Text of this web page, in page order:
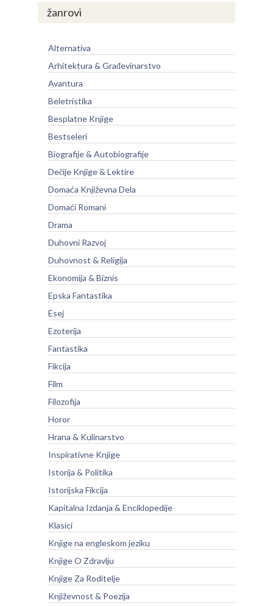
žanrovi
Alternativa
Arhitektura & Građevinarstvo
Avantura
Beletristika
Besplatne Knjige
Bestseleri
Biografije & Autobiografije
Dečije Knjige & Lektire
Domaća Književna Dela
Domaći Romani
Drama
Duhovni Razvoj
Duhovnost & Religija
Ekonomija & Biznis
Epska Fantastika
Esej
Ezoterija
Fantastika
Fikcija
Film
Filozofija
Horor
Hrana & Kulinarstvo
Inspirativne Knjige
Istorija & Politika
Istorijska Fikcija
Kapitalna Izdanja & Enciklopedije
Klasici
Knjige na engleskom jeziku
Knjige O Zdravlju
Knjige Za Roditelje
Književnost & Poezija